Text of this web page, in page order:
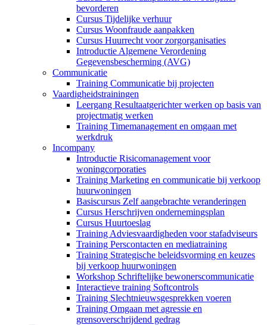
bevorderen
Cursus Tijdelijke verhuur
Cursus Woonfraude aanpakken
Cursus Huurrecht voor zorgorganisaties
Introductie Algemene Verordening
Gegevensbescherming (AVG)
Communicatie
Training Communicatie bij projecten
Vaardigheidstrainingen
Leergang Resultaatgerichter werken op basis van
projectmatig werken
Training Timemanagement en omgaan met
werkdruk
Incompany
Introductie Risicomanagement voor
woningcorporaties
Training Marketing en communicatie bij verkoop
huurwoningen
Basiscursus Zelf aangebrachte veranderingen
Cursus Herschrijven ondernemingsplan
Cursus Huurtoeslag
Training Adviesvaardigheden voor stafadviseurs
Training Perscontacten en mediatraining
Training Strategische beleidsvorming en keuzes
bij verkoop huurwoningen
Workshop Schriftelijke bewonerscommunicatie
Interactieve training Softcontrols
Training Slechtnieuwsgesprekken voeren
Training Omgaan met agressie en
grensoverschrijdend gedrag